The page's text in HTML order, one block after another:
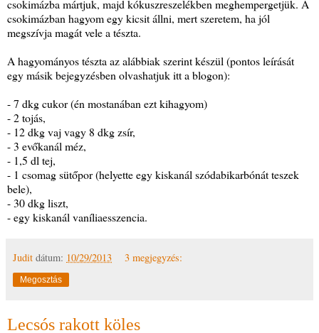
csokimázba mártjuk, majd kókuszreszelékben meghempergetjük. A
csokimázban hagyom egy kicsit állni, mert szeretem, ha jól
megszívja magát vele a tészta.
A hagyományos tészta az alábbiak szerint készül (pontos leírását
egy másik bejegyzésben olvashatjuk itt a blogon):
- 7 dkg cukor (én mostanában ezt kihagyom)
- 2 tojás,
- 12 dkg vaj vagy 8 dkg zsír,
- 3 evőkanál méz,
- 1,5 dl tej,
- 1 csomag sütőpor (helyette egy kiskanál szódabikarbónát teszek
bele),
- 30 dkg liszt,
- egy kiskanál vaníliaesszencia.
Judit dátum: 10/29/2013 3 megjegyzés:
Megosztás
Lecsós rakott köles